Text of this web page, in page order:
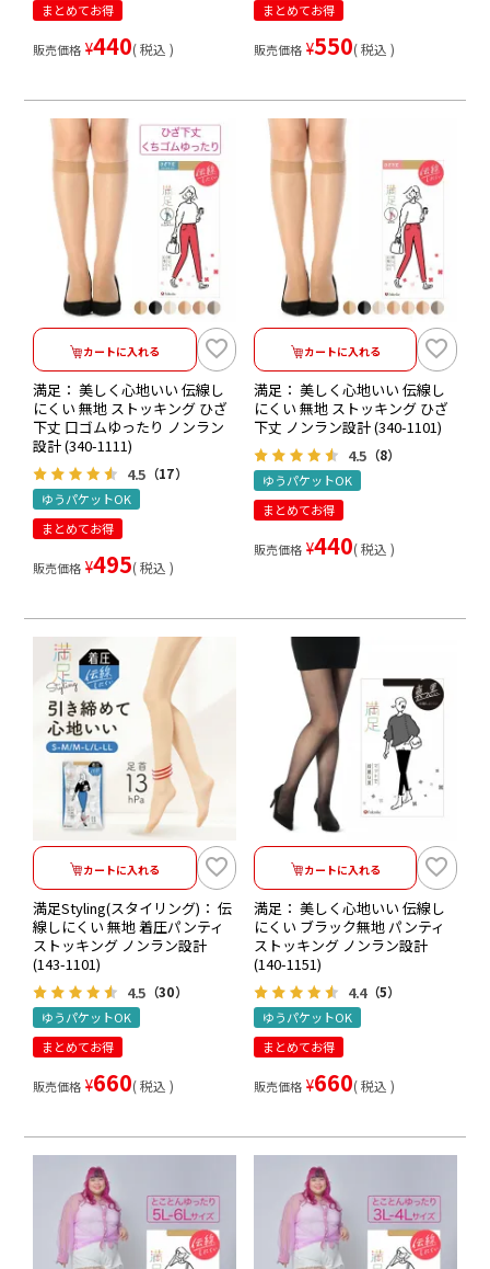
まとめてお得
販売価格 ¥440 税込
まとめてお得
販売価格 ¥550 税込
カートに入れる
満足： 美しく心地いい 伝線し
にくい 無地 ストッキング ひざ
下丈 口ゴムゆったり ノンラン
設計 (340-1111)
4.5 （17）
ゆうパケットOK
まとめてお得
販売価格 ¥495 税込
カートに入れる
満足： 美しく心地いい 伝線し
にくい 無地 ストッキング ひざ
下丈 ノンラン設計 (340-1101)
4.5 （8）
ゆうパケットOK
まとめてお得
販売価格 ¥440 税込
カートに入れる
満足Styling(スタイリング)： 伝
線しにくい 無地 着圧パンティ
ストッキング ノンラン設計
(143-1101)
4.5 （30）
ゆうパケットOK
まとめてお得
販売価格 ¥660 税込
カートに入れる
満足： 美しく心地いい 伝線し
にくい ブラック無地 パンティ
ストッキング ノンラン設計
(140-1151)
4.4（5）
ゆうパケットOK
まとめてお得
販売価格 ¥660 税込